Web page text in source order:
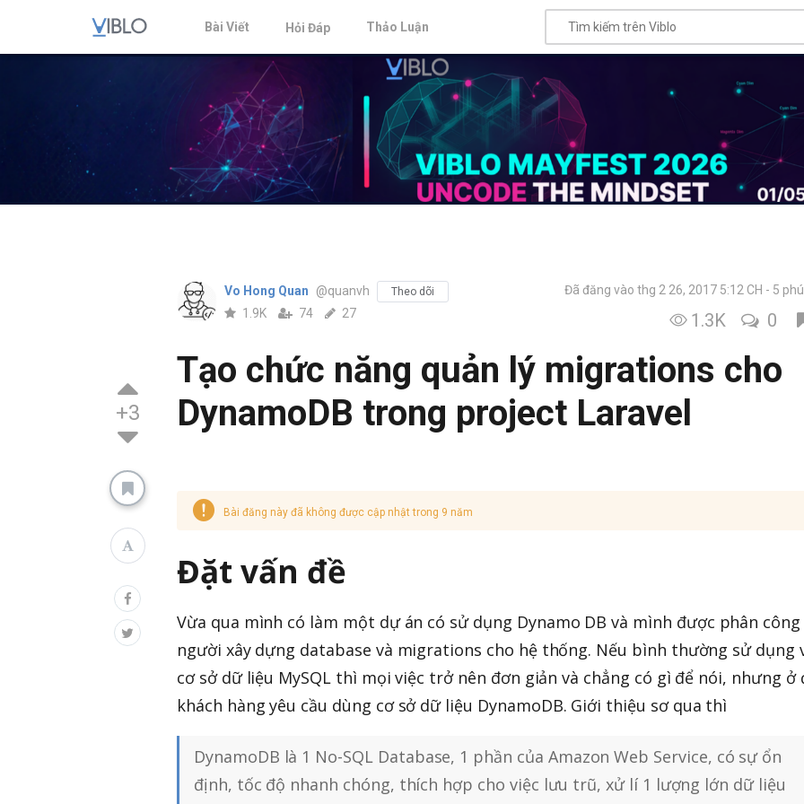
Bài Viết Hỏi Đáp Thảo Luận
+3
Vo Hong Quan @quanvh Theo dõi
1.9K 74 27
Đã đăng vào thg 2 26, 2017 5:12 CH 5
1.3K 0
Tạo chức năng quản lý migrations cho
DynamoDB trong project Laravel
Bài đăng này đã không được cập nhật trong 9 năm
Đặt vấn đề
Vừa qua mình có làm một dự án có sử dụng Dynamo DB và mình được phân công
người xây dựng database và migrations cho hệ thống. Nếu bình thường sử dụng
cơ sở dữ liệu MySQL thì mọi việc trở nên đơn giản và chẳng có gì để nói, nhưng ở
khách hàng yêu cầu dùng cơ sở dữ liệu DynamoDB. Giới thiệu sơ qua thì
DynamoDB là 1 No-SQL Database, 1 phần của Amazon Web Service, có sự ổn
định, tốc độ nhanh chóng, thích hợp cho việc lưu trũ, xử lí 1 lượng lớn dữ liệu